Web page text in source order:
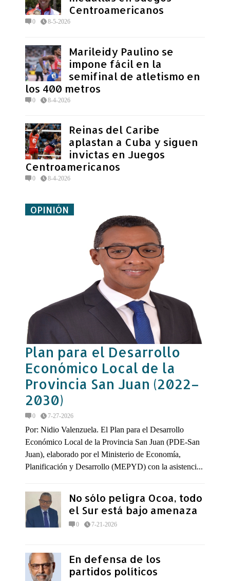
Centroamericanos
0 8-5-2026
Marileidy Paulino se
impone fácil en la
semifinal de atletismo en
los 400 metros
0 8-4-2026
Reinas del Caribe
aplastan a Cuba y siguen
invictas en Juegos
Centroamericanos
0 8-4-2026
OPINIÓN
Plan para el Desarrollo
Económico Local de la
Provincia San Juan (2022–
2030)
0 7-27-2026
Por: Nidio Valenzuela. El Plan para el Desarrollo
Económico Local de la Provincia San Juan (PDE-San
Juan), elaborado por el Ministerio de Economía,
Planificación y Desarrollo (MEPYD) con la asistenci...
No sólo peligra Ocoa, todo
el Sur está bajo amenaza
0 7-21-2026
En defensa de los
partidos políticos